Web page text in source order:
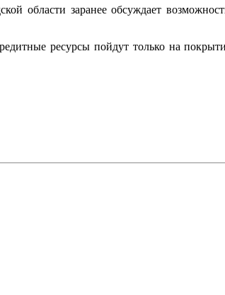
области заранее обсуждает
ресурсы пойдут только на